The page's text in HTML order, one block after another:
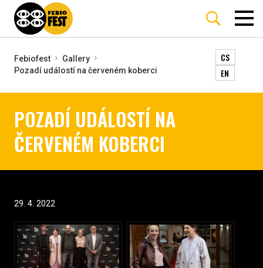
Febiofest
Gallery
Pozadí událostí na červeném koberci
CS
EN
POZADÍ UDÁLOSTÍ NA
ČERVENÉM KOBERCI
29. 4. 2022